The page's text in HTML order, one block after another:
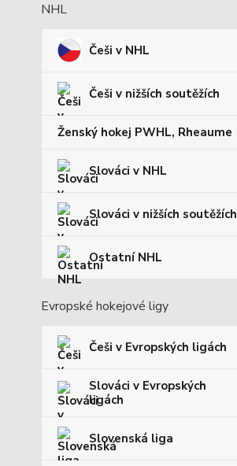
NHL
Češi v NHL
Češi v nižších soutěžích
Ženský hokej PWHL, Rheaume
Slováci v NHL
Slováci v nižších soutěžích
Ostatní NHL
Evropské hokejové ligy
Češi v Evropských ligách
Slováci v Evropských
ligách
Slovenská liga